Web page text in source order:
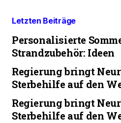
Letzten Beiträge
Personalisierte
Strandzubehör: Ideen
Regierung bringt
Sterbehilfe auf den
Regierung bringt
Sterbehilfe auf den